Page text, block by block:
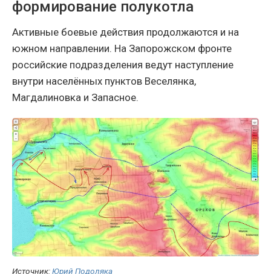
формирование полукотла
Активные боевые действия продолжаются и на
южном направлении. На Запорожском фронте
российские подразделения ведут наступление
внутри населённых пунктов Веселянка,
Магдалиновка и Запасное.
Источник:Юрий Подоляка